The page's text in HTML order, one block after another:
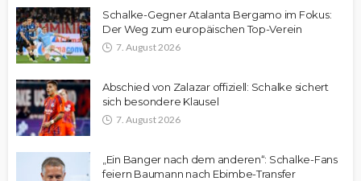
Schalke-Gegner Atalanta Bergamo im Fokus:
Der Weg zum europäischen Top-Verein
7. August 2026
Abschied von Zalazar offiziell: Schalke sichert
sich besondere Klausel
7. August 2026
„Ein Banger nach dem anderen“: Schalke-Fans
feiern Baumann nach Ebimbe-Transfer